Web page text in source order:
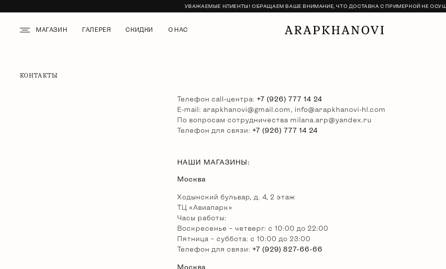
УВАЖАЕМЫЕ КЛИЕНТЫ! ОБРАЩАЕМ ВАШЕ ВНИМАНИЕ, ЧТО ДОСТАВКА С ПРИМЕРКОЙ НЕ
МАГАЗИН ГАЛЕРЕЯ СКИДКИ О НАС
КОНТАКТЫ
Телефон call-центра: +7 (926) 777 14 24
E-mail: arapkhanovi@gmail.com, info@arapkhanovi-hl.com
По вопросам сотрудничества milana.arp@yandex.ru
Телефон для связи: +7 (926) 777 14 24
НАШИ МАГАЗИНЫ:
Москва
Ходынский бульвар, д. 4, 2 этаж
ТЦ «Авиапарк»
Часы работы:
Воскресенье – четверг: с 10:00 до 22:00
Пятница – суббота: с 10:00 до 23:00
Телефон для связи: +7 (929) 827-66-66
Москва